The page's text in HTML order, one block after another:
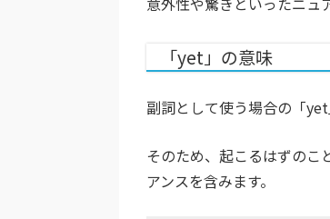
「yet」の意味
副詞として使う場合の「yet
そのため、起こるはずのこ
アンスを含みます。